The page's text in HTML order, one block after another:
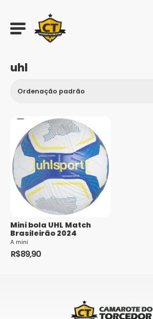
uhl
Mini bola UHL Match
Brasileirão 2024
A mini
R$89,90